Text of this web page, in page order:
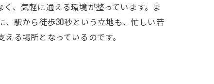
ウテミル
、気軽に通える環境が整っています。ま
駅から徒歩30秒という立地も、忙しい若
る場所となっているのです。